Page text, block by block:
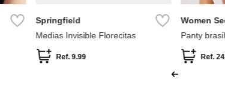
Springfield
Medias Invisible Florecitas
Ref.9.99
Women
Panty
Ref.